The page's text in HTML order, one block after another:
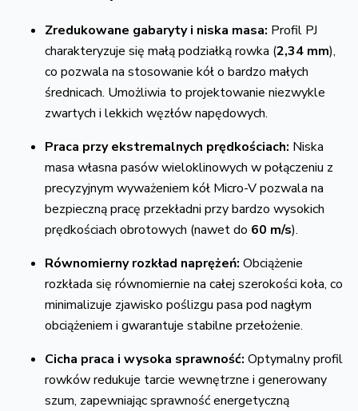
Zredukowane gabaryty i niska masa: Profil PJ
charakteryzuje się małą podziałką rowka (2,34 mm),
co pozwala na stosowanie kół o bardzo małych
średnicach. Umożliwia to projektowanie niezwykle
zwartych i lekkich węzłów napędowych.
Praca przy ekstremalnych prędkościach: Niska
masa własna pasów wieloklinowych w połączeniu z
precyzyjnym wyważeniem kół Micro-V pozwala na
bezpieczną pracę przekładni przy bardzo wysokich
prędkościach obrotowych (nawet do 60 m/s).
Równomierny rozkład naprężeń: Obciążenie
rozkłada się równomiernie na całej szerokości koła, co
minimalizuje zjawisko poślizgu pasa pod nagłym
obciążeniem i gwarantuje stabilne przełożenie.
Cicha praca i wysoka sprawność: Optymalny profil
rowków redukuje tarcie wewnętrzne i generowany
szum, zapewniając sprawność energetyczną